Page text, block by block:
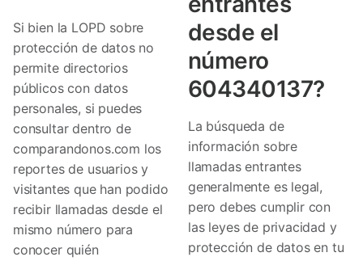
Si bien la LOPD sobre
protección de datos no
permite directorios
públicos con datos
personales, si puedes
consultar dentro de
comparandonos.com los
reportes de usuarios y
visitantes que han podido
recibir llamadas desde el
mismo número para
conocer quién
desde el
número
604340137?
La búsqueda de
información sobre
llamadas entrantes
generalmente es legal,
pero debes cumplir con
las leyes de privacidad y
protección de datos en tu